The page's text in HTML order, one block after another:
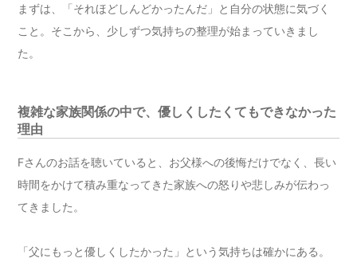
まずは、「それほどしんどかったんだ」と自分の状態に気づく
こと。そこから、少しずつ気持ちの整理が始まっていきまし
た。
複雑な家族関係の中で、優しくしたくてもできなかった
理由
Fさんのお話を聴いていると、お父様への後悔だけでなく、長い
時間をかけて積み重なってきた家族への怒りや悲しみが伝わっ
てきました。
「父にもっと優しくしたかった」という気持ちは確かにある。